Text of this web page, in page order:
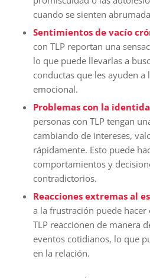
cuando se sienten
Sentimientos de vacío
con TLP reportan una
lo que puede llevarlas a
conductas que les ayuden a
emocional.
Problemas con la
personas con TLP tengan
cambiando de intereses,
rápidamente. Esto puede
comportamientos y
contradictorios.
Reacciones extremas al
a la frustración puede hacer
TLP reaccionen de manera
eventos cotidianos, lo que
en la relación.